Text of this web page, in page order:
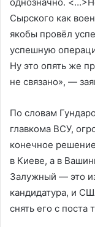
Cырского как
якобы провёл
успешную
Ну это опять же
не связано», —
По словам
главкома ВСУ,
конечное
в Киеве, а в
Залужный — это
кандидатура, и
снять его с поста